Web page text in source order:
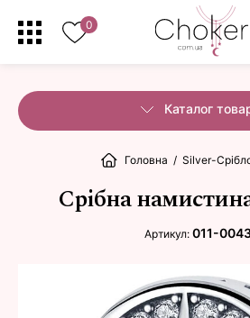
0
Каталог
Головна / Silver-
Срібна
Артикул: 011-